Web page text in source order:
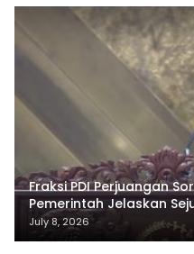
Fraksi PDI Perjuangan
Pemerintah Jelaskan
Tercapai
July 8, 2026